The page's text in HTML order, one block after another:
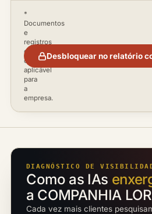
*
Documentos
e
registros
disponíveis
conforme
aplicável
para
a
empresa.
Desbloquear no relatório
DIAGNÓSTICO DE
Como as IAs
a COMPANHIA
Cada vez mais clientes